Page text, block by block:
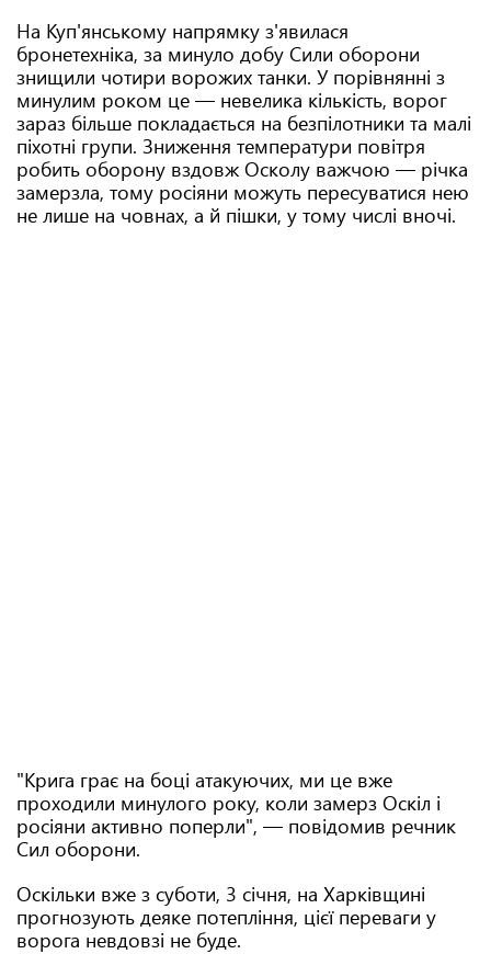
На Куп'янському напрямку з'явилася
бронетехніка, за минуло добу Сили оборони
знищили чотири ворожих танки. У порівнянні з
минулим роком це — невелика кількість, ворог
зараз більше покладається на безпілотники та малі
піхотні групи. Зниження температури повітря
робить оборону вздовж Осколу важчою — річка
замерзла, тому росіяни можуть пересуватися нею
не лише на човнах, а й пішки, у тому числі вночі.
"Крига грає на боці атакуючих, ми це вже
проходили минулого року, коли замерз Оскіл і
росіяни активно поперли", — повідомив речник
Сил оборони.
Оскільки вже з суботи, 3 січня, на Харківщині
прогнозують деяке потепління, цієї переваги у
ворога невдовзі не буде.